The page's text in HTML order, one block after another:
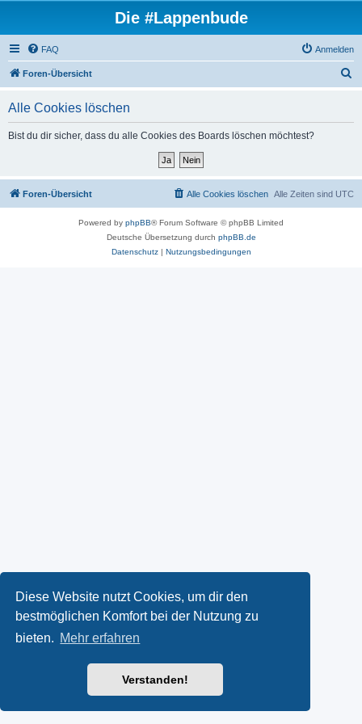
Diese Website nutzt Cookies, um dir den
bestmöglichen Komfort bei der Nutzung zu
bieten. Mehr erfahren
Verstanden!
Die #Lappenbude
FAQ Anmelden
Foren-Übersicht
Alle Cookies löschen
Bist du dir sicher, dass du alle Cookies des Boards löschen möchtest?
Foren-Übersicht Alle Zeiten sind UTC
Alle Cookies löschen
Powered by phpBB® Forum Software © phpBB Limited
Deutsche Übersetzung durch phpBB.de
Datenschutz| Nutzungsbedingungen